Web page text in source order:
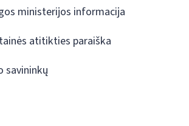
ministerijos informacija
atitikties paraiška
savininkų